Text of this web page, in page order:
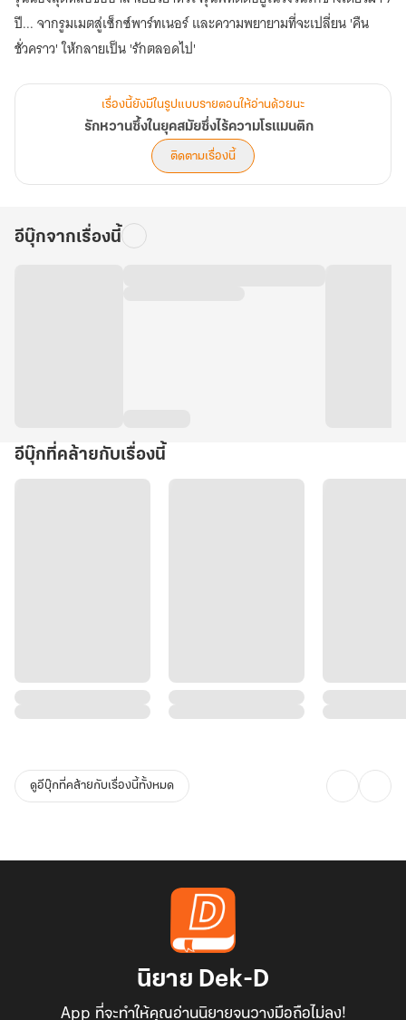
เล่ม
2
ซึ่ง
ไร้
แมน
ติก
ปี... จากรูมเมตสู่เซ็กซ์พาร์ทเนอร์ และความพยายามที่จะเปลี่ยน 'คืน
ชั่วคราว' ให้กลายเป็น 'รักตลอดไป'
เรื่องนี้ยังมีในรูปแบบรายตอนให้อ่านด้วยนะ
รักหวานซึ้งในยุคสมัยซึ่งไร้ความโรแมนติก
ติดตามเรื่องนี้
อีบุ๊กจากเรื่องนี้
อีบุ๊กที่คล้ายกับเรื่องนี้
ดูอีบุ๊กที่คล้ายกับเรื่องนี้ทั้งหมด
นิยาย Dek-D
App ที่จะทำให้คุณอ่านนิยายจนวางมือถือไม่ลง!